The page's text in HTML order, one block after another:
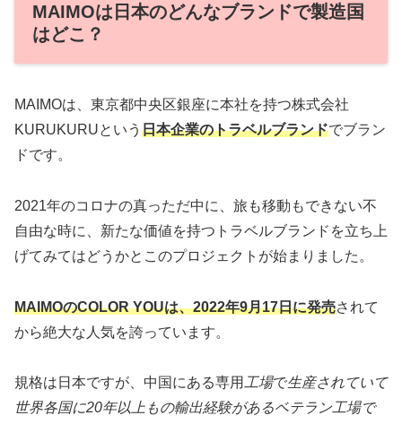
MAIMOは日本のどんなブランドで製造国
はどこ？
MAIMOは、東京都中央区銀座に本社を持つ株式会社
KURUKURUという 日本企業のトラベルブランドでブラン
ドです。
2021年のコロナの真っただ中に、旅も移動もできない不
自由な時に、新たな価値を持つトラベルブランドを立ち上
げてみてはどうかとこのプロジェクトが始まりました。
MAIMOのCOLOR YOUは、2022年9月17日に発売されて
から絶大な人気を誇っています。
規格は日本ですが、中国にある専用工場で生産されていて
世界各国に20年以上もの輸出経験があるベテラン工場で